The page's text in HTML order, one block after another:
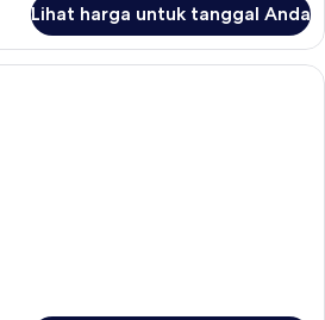
Lihat harga untuk tanggal Anda
Seprai premium, selimut bulu angsa,